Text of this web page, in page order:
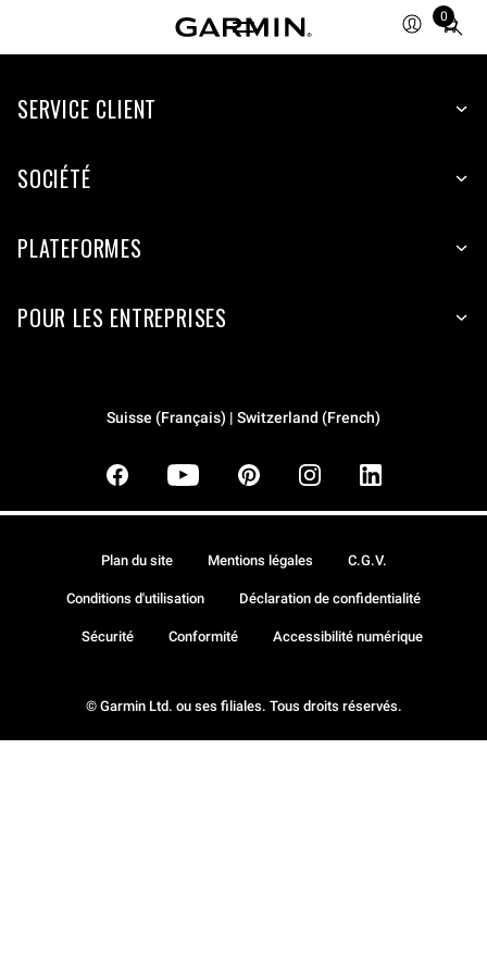
0
Total
items
cart:
SERVICE CLIENT
SOCIÉTÉ
PLATEFORMES
POUR LES ENTREPRISES
Suisse (Français) | Switzerland (French)
© Garmin Ltd. ou ses filiales. Tous droits réservés.
Plan du site Mentions légales C.G.V.
Conditions d'utilisation Déclaration de confidentialité
Sécurité Conformité Accessibilité numérique